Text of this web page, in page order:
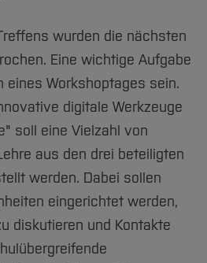
wurden die nächsten
Eine wichtige Aufgabe
eines Workshoptages sein.
digitale Werkzeuge
soll eine Vielzahl von
aus den drei beteiligten
werden. Dabei sollen
eingerichtet werden,
diskutieren und Kontakte